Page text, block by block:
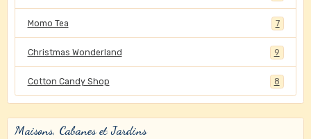
Momo Tea 7
Christmas Wonderland 9
Cotton Candy Shop 8
Maisons, Cabanes et Jardins